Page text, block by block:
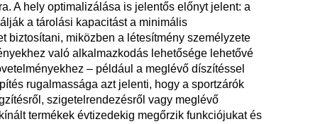
A hely optimalizálása is jelentős előnyt jelent: a
a tárolási kapacitást a minimális
biztosítani, miközben a létesítmény személyzete
való alkalmazkodás lehetősége lehetővé
– például a meglévő díszítéssel
rugalmassága azt jelenti, hogy a sportzárók
szigetelrendezésről vagy meglévő
termékek évtizedekig megőrzik funkciójukat és